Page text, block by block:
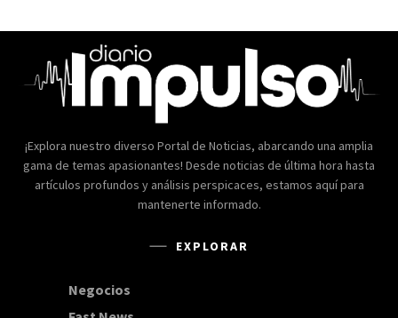
¡Explora nuestro diverso Portal de Noticias, abarcando una amplia
gama de temas apasionantes! Desde noticias de última hora hasta
artículos profundos y análisis perspicaces, estamos aquí para
mantenerte informado.
EXPLORAR
Negocios